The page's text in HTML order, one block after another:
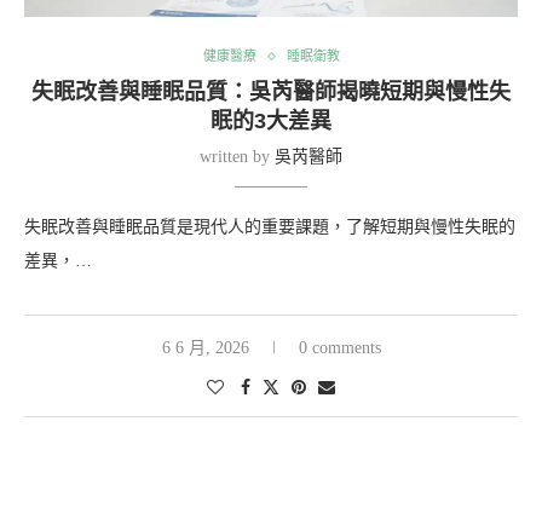
健康醫療 睡眠衛教
失眠改善與睡眠品質：吳芮醫師揭曉短期與慢性失
眠的3大差異
written by 吳芮醫師
失眠改善與睡眠品質是現代人的重要課題，了解短期與慢性失眠的
差異，…
6 6 月, 2026 0 comments